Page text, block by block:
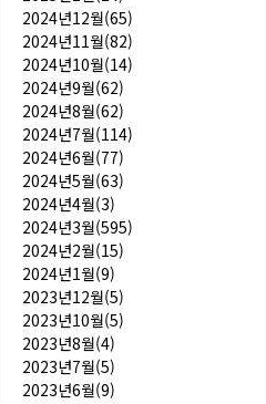
2024년12월(65)
2024년11월(82)
2024년10월(14)
2024년9월(62)
2024년8월(62)
2024년7월(114)
2024년6월(77)
2024년5월(63)
2024년4월(3)
2024년3월(595)
2024년2월(15)
2024년1월(9)
2023년12월(5)
2023년10월(5)
2023년8월(4)
2023년7월(5)
2023년6월(9)